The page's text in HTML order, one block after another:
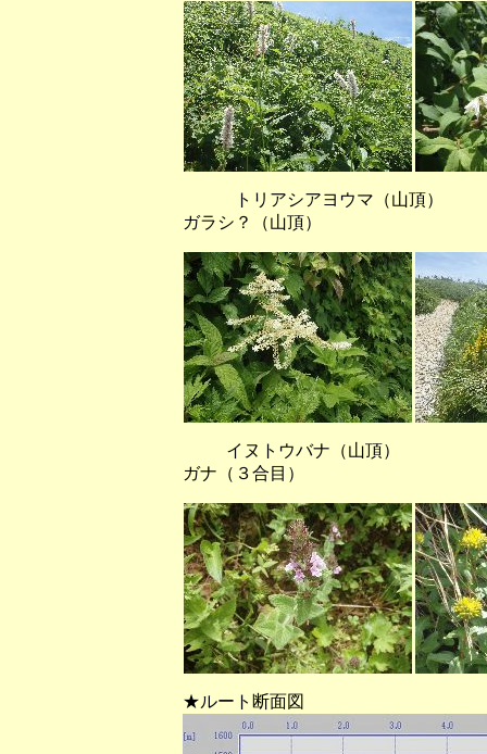
トリアシアヨウマ（山
ガラシ？（山頂）
イヌトウバナ（山頂）
ガナ（３合目）
★ルート断面図